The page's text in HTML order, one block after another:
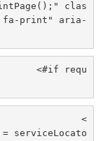
clas
fa-print" aria-
serviceLocato